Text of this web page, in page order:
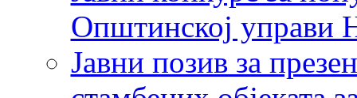
Општинској управи
Јавни позив за